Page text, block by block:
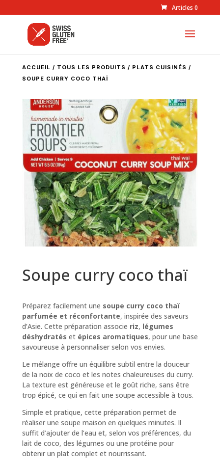
Articles 0
ACCUEIL / TOUS LES PRODUITS / PLATS CUISINÉS /
SOUPE CURRY COCO THAÏ
Soupe curry coco thaï
Préparez facilement une soupe curry coco thaï
parfumée et réconfortante, inspirée des saveurs
d’Asie. Cette préparation associe riz, légumes
déshydratés et épices aromatiques, pour une base
savoureuse à personnaliser selon vos envies.
Le mélange offre un équilibre subtil entre la douceur
de la noix de coco et les notes chaleureuses du curry.
La texture est généreuse et le goût riche, sans être
trop épicé, ce qui en fait une soupe accessible à tous.
Simple et pratique, cette préparation permet de
réaliser une soupe maison en quelques minutes. Il
suffit d’ajouter de l’eau et, selon vos préférences, du
lait de coco, des légumes ou une protéine pour
obtenir un plat complet et nourrissant.